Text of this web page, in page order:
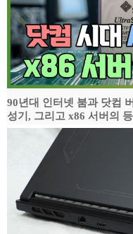
90년대 인터넷 붐과 닷컴
성기, 그리고 x86 서버의